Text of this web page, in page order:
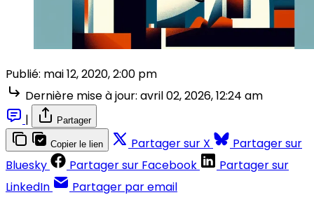
Publié: mai 12, 2020, 2:00 pm
Dernière mise à jour: avril 02, 2026, 12:24 am
|
Partager
Copier le lien Partager sur X
Partager sur
Bluesky
Partager sur Facebook
Partager sur
LinkedIn
Partager par email